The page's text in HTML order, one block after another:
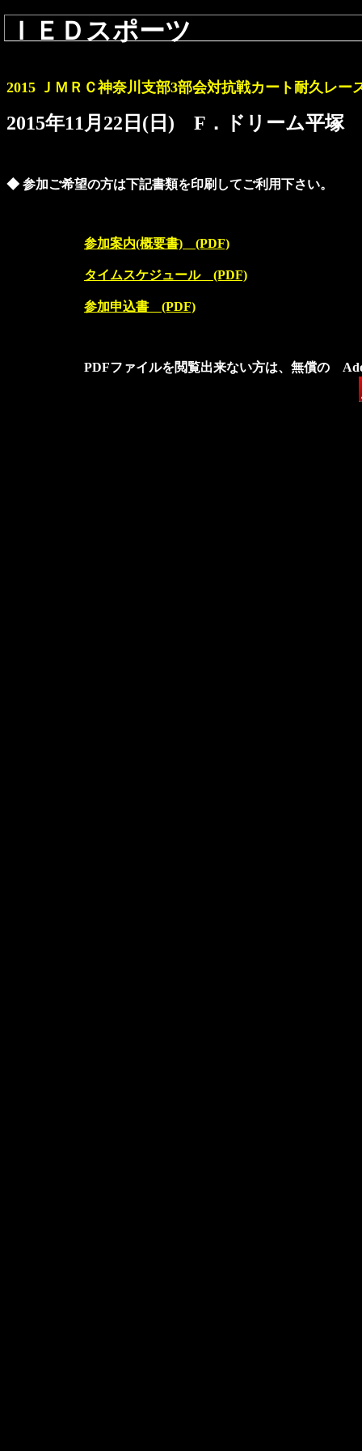
ＩＥＤスポーツ
2015 ＪＭＲＣ神奈川支部3部会対抗戦カート耐久レー
2015年11月22日(日) F．ドリーム平塚
◆ 参加ご希望の方は下記書類を印刷してご利用下さい。
参加案内(概要書) (PDF)
タイムスケジュール (PDF)
参加申込書 (PDF)
PDFファイルを閲覧出来ない方は、無償の